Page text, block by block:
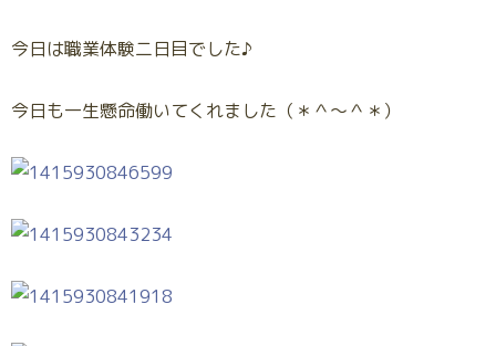
今日は職業体験二日目でした♪
今日も一生懸命働いてくれました（＊＾～＾＊）